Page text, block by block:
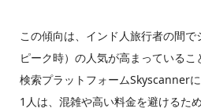
この傾向は、インド人旅行者の間
ピーク時）の人気が高まっている
検索プラットフォームSkyscanner
1人は、混雑や高い料金を避けるた